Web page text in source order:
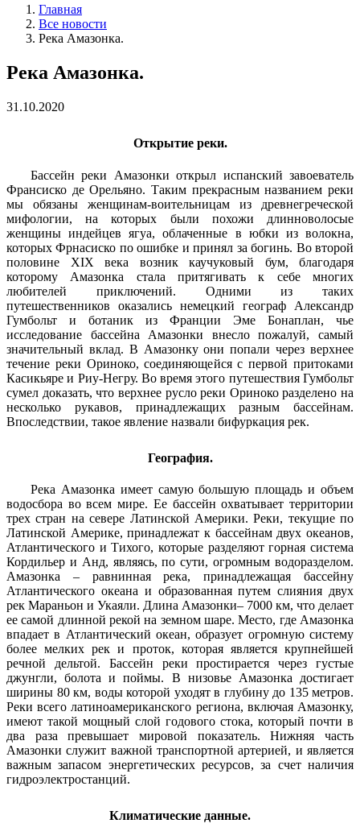
Главная
Все новости
Река Амазонка.
Река Амазонка.
31.10.2020
Открытие реки.
Бассейн реки Амазонки открыл испанский завоеватель
Франсиско де Орельяно. Таким прекрасным названием реки
мы обязаны женщинам-воительницам из древнегреческой
мифологии, на которых были похожи длинноволосые
женщины индейцев ягуа, облаченные в юбки из волокна,
которых Фрнасиско по ошибке и принял за богинь. Во второй
половине XIX века возник каучуковый бум, благодаря
которому Амазонка стала притягивать к себе многих
любителей приключений. Одними из таких
путешественников оказались немецкий географ Александр
Гумбольт и ботаник из Франции Эме Бонаплан, чье
исследование бассейна Амазонки внесло пожалуй, самый
значительный вклад. В Амазонку они попали через верхнее
течение реки Ориноко, соединяющейся с первой притоками
Касикьяре и Риу-Негру. Во время этого путешествия Гумбольт
сумел доказать, что верхнее русло реки Ориноко разделено на
несколько рукавов, принадлежащих разным бассейнам.
Впоследствии, такое явление назвали бифуркация рек.
География.
Река Амазонка имеет самую большую площадь и объем
водосбора во всем мире. Ее бассейн охватывает территории
трех стран на севере Латинской Америки. Реки, текущие по
Латинской Америке, принадлежат к бассейнам двух океанов,
Атлантического и Тихого, которые разделяют горная система
Кордильер и Анд, являясь, по сути, огромным водоразделом.
Амазонка – равнинная река, принадлежащая бассейну
Атлантического океана и образованная путем слияния двух
рек Мараньон и Укаяли. Длина Амазонки– 7000 км, что делает
ее самой длинной рекой на земном шаре. Место, где Амазонка
впадает в Атлантический океан, образует огромную систему
более мелких рек и проток, которая является крупнейшей
речной дельтой. Бассейн реки простирается через густые
джунгли, болота и поймы. В низовье Амазонка достигает
ширины 80 км, воды которой уходят в глубину до 135 метров.
Реки всего латиноамериканского региона, включая Амазонку,
имеют такой мощный слой годового стока, который почти в
два раза превышает мировой показатель. Нижняя часть
Амазонки служит важной транспортной артерией, и является
важным запасом энергетических ресурсов, за счет наличия
гидроэлектростанций.
Климатические данные.